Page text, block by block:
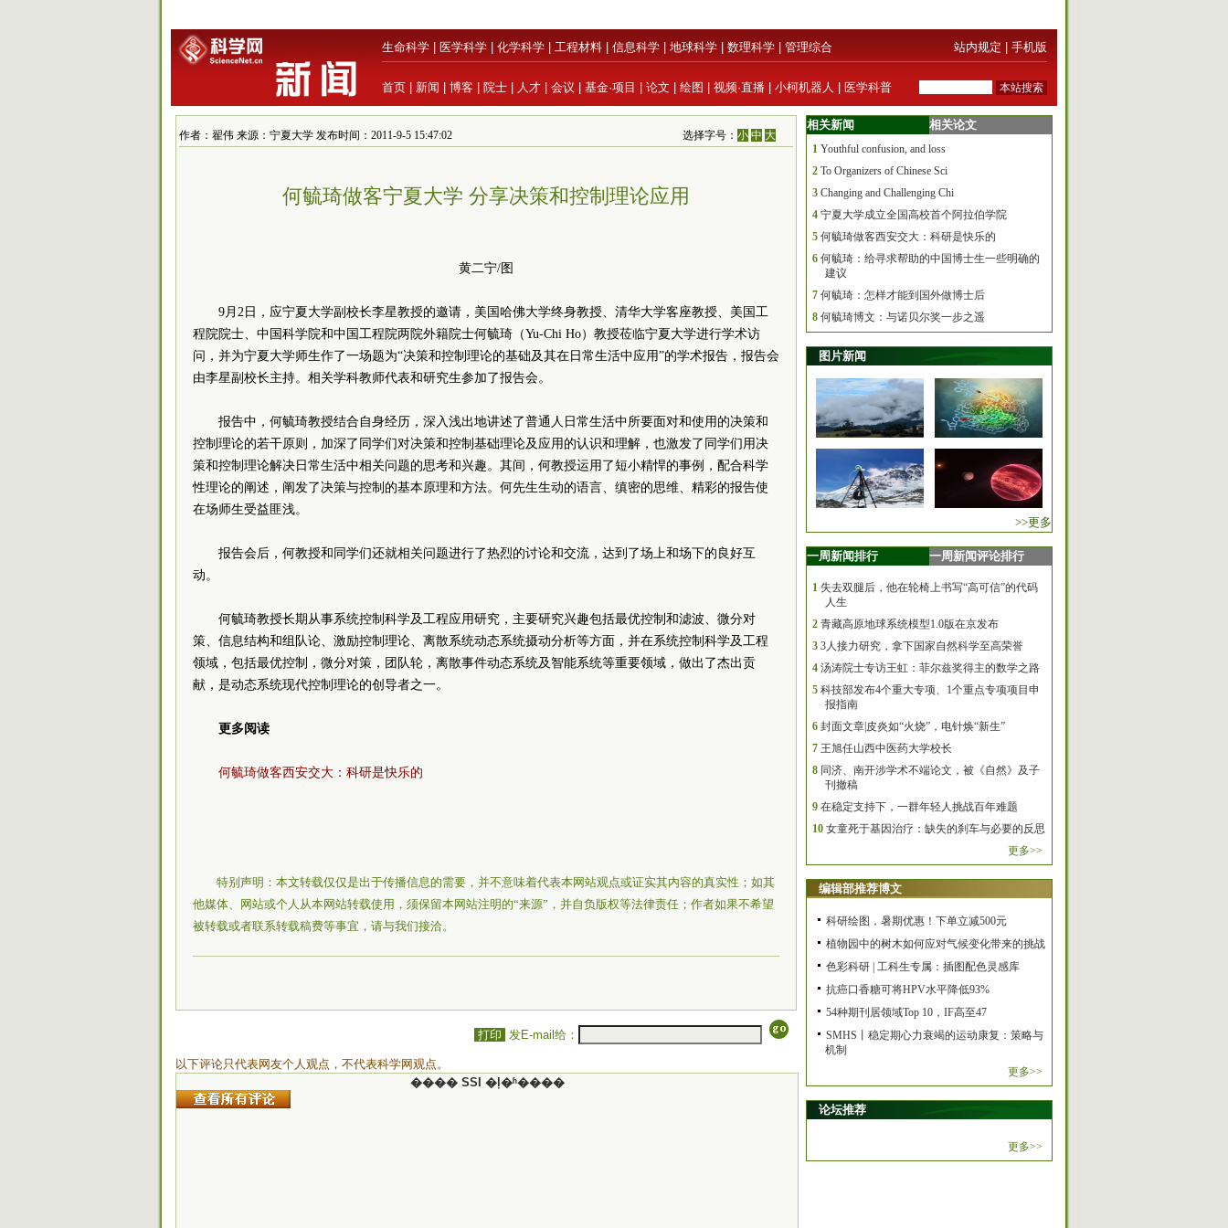
生命科学 医学科学 化学科学 工程材料 信息科学 地球科学 数理科学 管理综合 站内规定 手机版
首页 新闻 博客 院士 人才 会议 基金·项目 论文 绘图 视频·直播 小柯机器人 医学科普
作者：翟伟 来源：宁夏大学 发布时间：2011-9-5 15:47:02 选择字号：小 中 大
何毓琦做客宁夏大学 分享决策和控制理论应用
黄二宁/图
9月2日，应宁夏大学副校长李星教授的邀请，美国哈佛大学终身教授、清华大学客座教授、美国工
程院院士、中国科学院和中国工程院两院外籍院士何毓琦（Yu-Chi Ho）教授莅临宁夏大学进行学术访
问，并为宁夏大学师生作了一场题为“决策和控制理论的基础及其在日常生活中应用”的学术报告，报告会
由李星副校长主持。相关学科教师代表和研究生参加了报告会。
报告中，何毓琦教授结合自身经历，深入浅出地讲述了普通人日常生活中所要面对和使用的决策和
控制理论的若干原则，加深了同学们对决策和控制基础理论及应用的认识和理解，也激发了同学们用决
策和控制理论解决日常生活中相关问题的思考和兴趣。其间，何教授运用了短小精悍的事例，配合科学
性理论的阐述，阐发了决策与控制的基本原理和方法。何先生生动的语言、缜密的思维、精彩的报告使
在场师生受益匪浅。
报告会后，何教授和同学们还就相关问题进行了热烈的讨论和交流，达到了场上和场下的良好互
动。
何毓琦教授长期从事系统控制科学及工程应用研究，主要研究兴趣包括最优控制和滤波、微分对
策、信息结构和组队论、激励控制理论、离散系统动态系统摄动分析等方面，并在系统控制科学及工程
领域，包括最优控制，微分对策，团队轮，离散事件动态系统及智能系统等重要领域，做出了杰出贡
献，是动态系统现代控制理论的创导者之一。
更多阅读
何毓琦做客西安交大：科研是快乐的
特别声明：本文转载仅仅是出于传播信息的需要，并不意味着代表本网站观点或证实其内容的真实性；如其
他媒体、网站或个人从本网站转载使用，须保留本网站注明的“来源”，并自负版权等法律责任；作者如果不希望
被转载或者联系转载稿费等事宜，请与我们接洽。
打印 发E-mail给：
以下评论只代表网友个人观点，不代表科学网观点。
���� SSI �ļ�ʱ����
相关新闻 相关论文
1 Youthful confusion, and loss
2 To Organizers of Chinese Sci
3 Changing and Challenging Chi
4 宁夏大学成立全国高校首个阿拉伯学院
5 何毓琦做客西安交大：科研是快乐的
6 何毓琦：给寻求帮助的中国博士生一些明确的
建议
7 何毓琦：怎样才能到国外做博士后
8 何毓琦博文：与诺贝尔奖一步之遥
图片新闻
>>更多
一周新闻排行 一周新闻评论排行
1 失去双腿后，他在轮椅上书写“高可信”的代码
人生
2 青藏高原地球系统模型1.0版在京发布
3 3人接力研究，拿下国家自然科学至高荣誉
4 汤涛院士专访王虹：菲尔兹奖得主的数学之路
5 科技部发布4个重大专项、1个重点专项项目申
报指南
6 封面文章|皮炎如“火烧”，电针焕“新生”
7 王旭任山西中医药大学校长
8 同济、南开涉学术不端论文，被《自然》及子
刊撤稿
9 在稳定支持下，一群年轻人挑战百年难题
10 女童死于基因治疗：缺失的刹车与必要的反思
更多>>
编辑部推荐博文
科研绘图，暑期优惠！下单立减500元
植物园中的树木如何应对气候变化带来的挑战
色彩科研 | 工科生专属：插图配色灵感库
抗癌口香糖可将HPV水平降低93%
54种期刊居领域Top 10，IF高至47
SMHS丨稳定期心力衰竭的运动康复：策略与
机制
更多>>
论坛推荐
更多>>